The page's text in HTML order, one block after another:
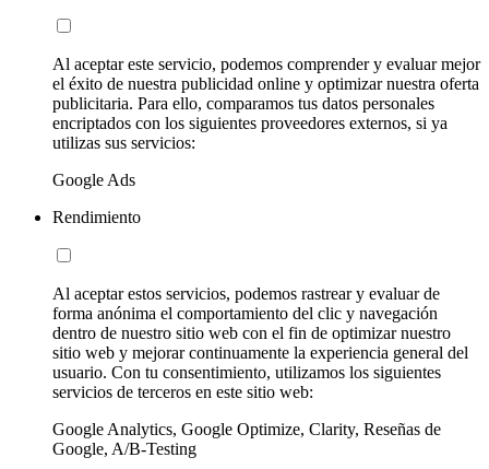
Al aceptar este servicio, podemos comprender y evaluar mejor
el éxito de nuestra publicidad online y optimizar nuestra oferta
publicitaria. Para ello, comparamos tus datos personales
encriptados con los siguientes proveedores externos, si ya
utilizas sus servicios:
Google Ads
Rendimiento
Al aceptar estos servicios, podemos rastrear y evaluar de
forma anónima el comportamiento del clic y navegación
dentro de nuestro sitio web con el fin de optimizar nuestro
sitio web y mejorar continuamente la experiencia general del
usuario. Con tu consentimiento, utilizamos los siguientes
servicios de terceros en este sitio web:
Google Analytics, Google Optimize, Clarity, Reseñas de
Google, A/B-Testing